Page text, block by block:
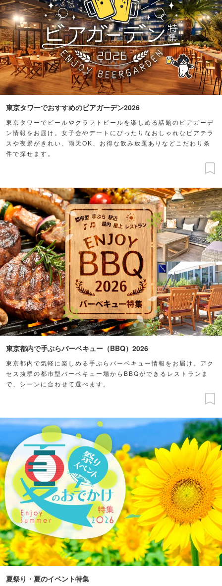
東京タワーでおすすめのビアガーデン2026
東京タワーでビールやクラフトビールを楽しめる話題のビアガーデ
ン情報をお届け。女子会やデートにぴったりなおしゃれなビアテラ
スや夜景がきれい、雨天OK、お得な飲み放題ありなどこだわり条
件で探せます。
東京都内で手ぶらバーベキュー（BBQ）2026
東京都内で気軽に楽しめる手ぶらバーベキュー情報をお届け。アク
セス抜群の都市型バーベキュー場からBBQができるレストランま
で、シーンに合わせて選べます。
夏祭り・夏のイベント特集